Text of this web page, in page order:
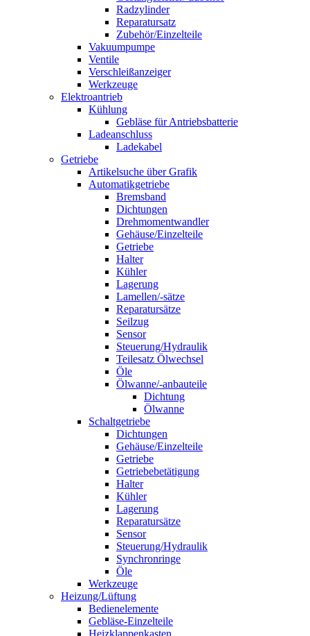
Radzylinder
Reparatursatz
Zubehör/Einzelteile
Vakuumpumpe
Ventile
Verschleißanzeiger
Werkzeuge
Elektroantrieb
Kühlung
Gebläse für Antriebsbatterie
Ladeanschluss
Ladekabel
Getriebe
Artikelsuche über Grafik
Automatikgetriebe
Bremsband
Dichtungen
Drehmomentwandler
Gehäuse/Einzelteile
Getriebe
Halter
Kühler
Lagerung
Lamellen/-sätze
Reparatursätze
Seilzug
Sensor
Steuerung/Hydraulik
Teilesatz Ölwechsel
Öle
Ölwanne/-anbauteile
Dichtung
Ölwanne
Schaltgetriebe
Dichtungen
Gehäuse/Einzelteile
Getriebe
Getriebebetätigung
Halter
Kühler
Lagerung
Reparatursätze
Sensor
Steuerung/Hydraulik
Synchronringe
Öle
Werkzeuge
Heizung/Lüftung
Bedienelemente
Gebläse-Einzelteile
Heizklappenkasten